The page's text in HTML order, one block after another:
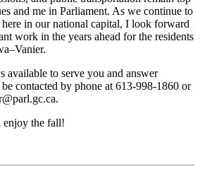
and me in Parliament. As we continue to
in our national capital, I look forward
work in the years ahead for the residents
available to serve you and answer
contacted by phone at 613-998-1860 or
enjoy the fall!